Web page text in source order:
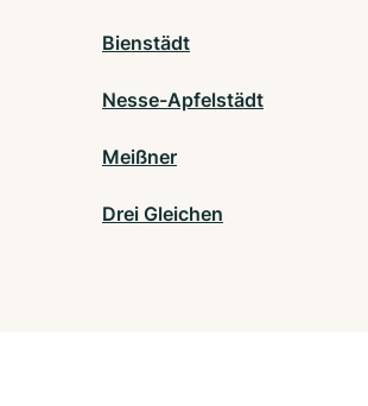
Bienstädt
Nesse-Apfelstädt
Meißner
Drei Gleichen